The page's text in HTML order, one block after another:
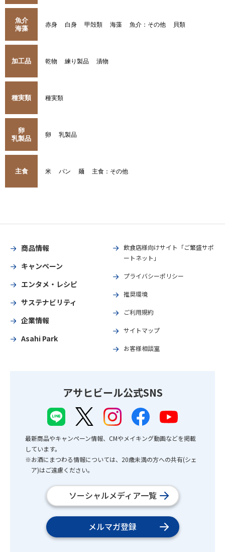
魚介
海藻
赤身 白身 甲殻類 海藻 魚介：その他 貝類
加工品 乾物 練り製品 漬物
種実類 種実類
卵
乳製品
卵 乳製品
主食 米 パン 麺 主食：その他
商品情報
キャンペーン
エンタメ・レシピ
サステナビリティ
企業情報
Asahi Park
飲食店様向けサイト「ご繁盛サポ
ートネット」
プライバシーポリシー
推奨環境
ご利用規約
サイトマップ
お客様相談室
アサヒビール公式SNS
最新商品やキャンペーン情報、CMやメイキング動画などを掲載
しています。
※お酒にまつわる情報については、20歳未満の方への共有(シェ
ア)はご遠慮ください。
ソーシャルメディア一覧
メルマガ登録